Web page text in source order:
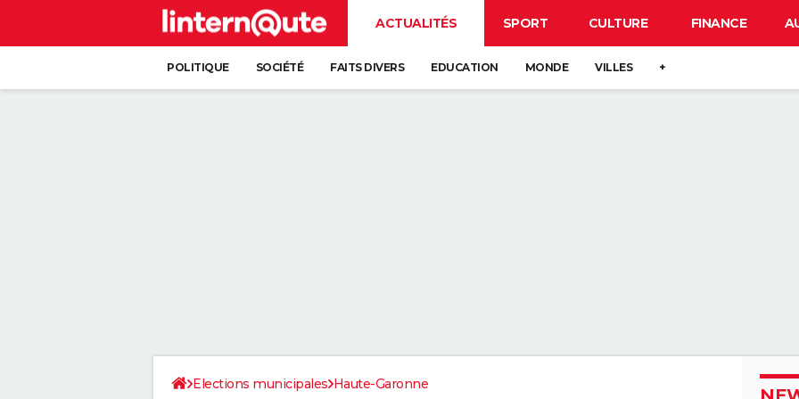
ACTUALITÉS SPORT CULTURE FINANCE
POLITIQUE SOCIÉTÉ FAITS DIVERS EDUCATION MONDE VILLES +
Elections municipales Haute-Garonne